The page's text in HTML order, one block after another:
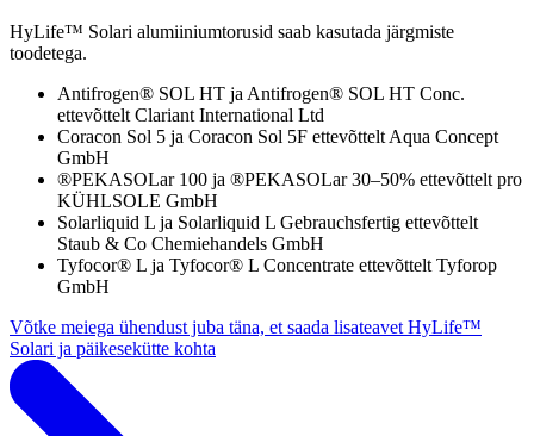
HyLife™ Solari alumiiniumtorusid saab kasutada järgmiste
toodetega.
Antifrogen® SOL HT ja Antifrogen® SOL HT Conc.
ettevõttelt Clariant International Ltd
Coracon Sol 5 ja Coracon Sol 5F ettevõttelt Aqua Concept
GmbH
®PEKASOLar 100 ja ®PEKASOLar 30–50% ettevõttelt pro
KÜHLSOLE GmbH
Solarliquid L ja Solarliquid L Gebrauchsfertig ettevõttelt
Staub & Co Chemiehandels GmbH
Tyfocor® L ja Tyfocor® L Concentrate ettevõttelt Tyforop
GmbH
Võtke meiega ühendust juba täna, et saada lisateavet HyLife™
Solari ja päikesekütte kohta